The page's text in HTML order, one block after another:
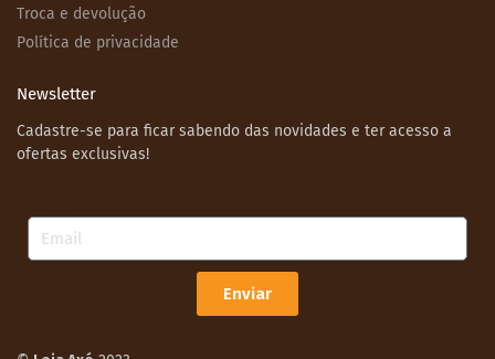
Troca e devolução
Política de privacidade
Newsletter
Cadastre-se para ficar sabendo das novidades e ter acesso a
ofertas exclusivas!
Enviar